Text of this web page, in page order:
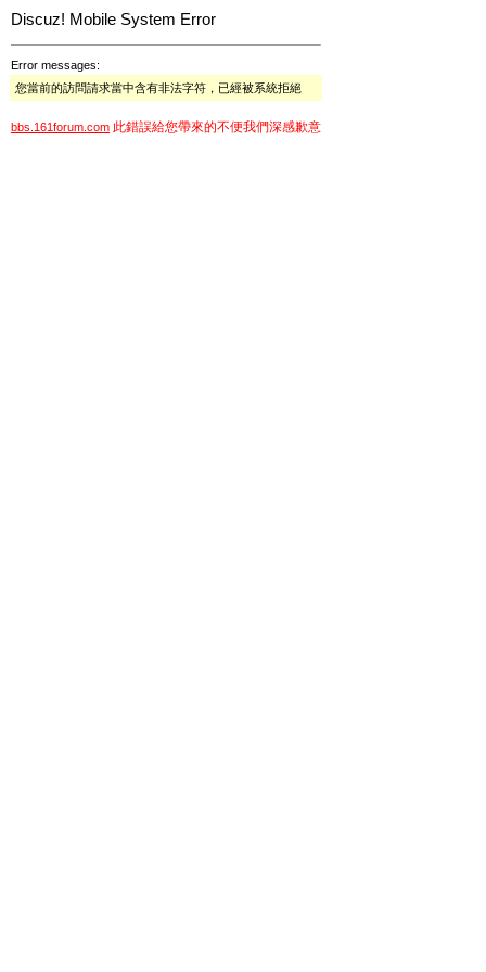
Discuz! Mobile System Error
Error messages:
您當前的訪問請求當中含有非法字符，已經被系統拒絕
bbs.161forum.com 此錯誤給您帶來的不便我們深感歉意